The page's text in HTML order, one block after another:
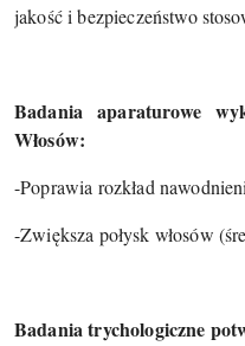
jakość i bezpieczeństwo
Badania aparaturowe
Włosów:
-Poprawia rozkład
-Zwiększa połysk włosów
Badania trychologiczne